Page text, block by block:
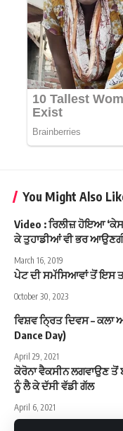
You Might Also
Video : ਰਿਲੀਜ਼ ਹੋਇਆ
ਕੇ ਤੁਹਾਡੀਆਂ ਵੀ ਭਰ
March 16, 2019
ਪੇਟ ਦੀ ਸਮੱਸਿਆਵਾਂ ਤੋਂ ਇਸ
October 30, 2023
ਵਿਸ਼ਵ ਨ੍ਰਿਤ ਦਿਵਸ –
Dance Day)
April 29, 2021
ਕੋਰੋਨਾ ਵੈਕਸੀਨ ਲਗਵਾਉਣ
ਨੂੰ ਲੈ ਕੇ ਦੱਸੀ ਵੱਡੀ ਗੱਲ
April 6, 2021